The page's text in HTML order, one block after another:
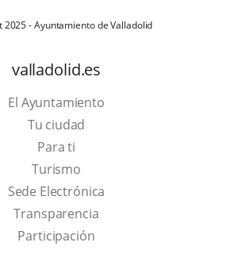
2025 - Ayuntamiento de Valladolid
valladolid.es
El Ayuntamiento
Tu ciudad
Para ti
TurismoThis
link
will
open
Sede Electrónica
Transparencia
Participación